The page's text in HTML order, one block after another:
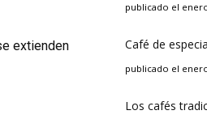
extienden
publicado el
Café de
publicado el
Los cafés